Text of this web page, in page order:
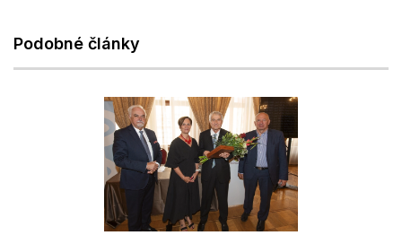
Podobné články